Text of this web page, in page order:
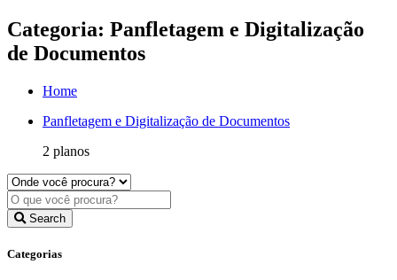
Categoria: Panfletagem e Digitalização
de Documentos
Home
Panfletagem e Digitalização de Documentos
2 planos
Search
Categorias